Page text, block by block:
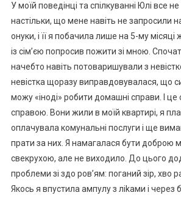
У моїй поведінці та спілкуванні Юлі все
настільки, що мене навіть не запросили
онуки, і її я побачила лише на 5-му місяці
із сім’єю попросив пожити зі мною.
начебто навіть потоваришували з
невістка щоразу виправдовувалася, що
можу «іноді» робити домашні справи. І
справою. Вони жили в моїй квартирі, я
оплачувала комунальні послуги і ще
прати за них. Я намагалася бути доброю
свекрухою, але не виходило. До цього
проблеми зі здо ров’ям: поганий зір, хво
Якось я впустила ампулу з ліkами і через